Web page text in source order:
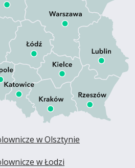
w Olsztynie
w Łodzi